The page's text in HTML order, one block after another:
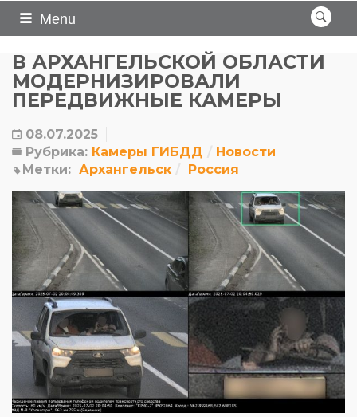
Menu
В АРХАНГЕЛЬСКОЙ ОБЛАСТИ
МОДЕРНИЗИРОВАЛИ
ПЕРЕДВИЖНЫЕ КАМЕРЫ
08.07.2025
Рубрика: Камеры ГИБДД
Новости
Метки: Архангельск Россия